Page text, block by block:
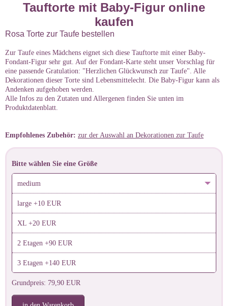
Tauftorte mit Baby-Figur online
kaufen
Rosa Torte zur Taufe bestellen
Zur Taufe eines Mädchens eignet sich diese Tauftorte mit einer Baby-
Fondant-Figur sehr gut. Auf der Fondant-Karte steht unser Vorschlag für
eine passende Gratulation: "Herzlichen Glückwunsch zur Taufe". Alle
Dekorationen dieser Torte sind Lebensmittelecht. Die Baby-Figur kann als
Andenken aufgehoben werden.
Alle Infos zu den Zutaten und Allergenen finden Sie unten im
Produktdatenblatt.
Empfohlenes Zubehör: zur der Auswahl an Dekorationen zur Taufe
Bitte wählen Sie eine Größe
medium
large +10 EUR
XL +20 EUR
2 Etagen +90 EUR
3 Etagen +140 EUR
Grundpreis: 79,90 EUR